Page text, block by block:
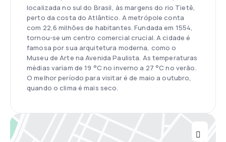
localizada no sul do Brasil, às margens do rio Tietê,
perto da costa do Atlântico. A metrópole conta
com 22,6 milhões de habitantes. Fundada em 1554,
tornou-se um centro comercial crucial. A cidade é
famosa por sua arquitetura moderna, como o
Museu de Arte na Avenida Paulista. As temperaturas
médias variam de 19 °C no inverno a 27 °C no verão.
O melhor período para visitar é de maio a outubro,
quando o clima é mais seco.